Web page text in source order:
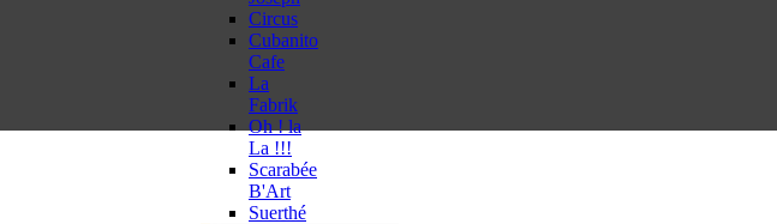
Circus
Cubanito
Cafe
La
Fabrik
Oh ! la
La !!!
Scarabée
B'Art
Suerthé